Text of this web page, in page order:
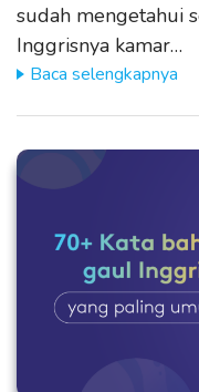
sudah mengetahui
Inggrisnya kamar…
Baca selengkapnya